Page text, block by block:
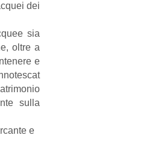
dei
sia
oltre a
e
sulla
e